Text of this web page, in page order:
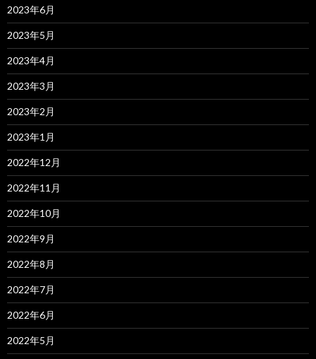
2023年6月
2023年5月
2023年4月
2023年3月
2023年2月
2023年1月
2022年12月
2022年11月
2022年10月
2022年9月
2022年8月
2022年7月
2022年6月
2022年5月